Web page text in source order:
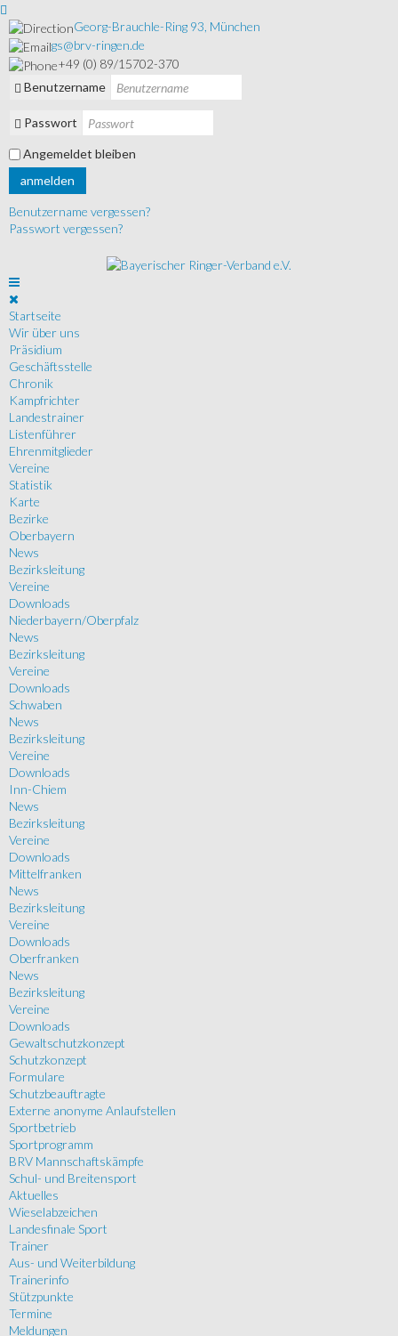
Georg-Brauchle-Ring 93, München
gs@brv-ringen.de
+49 (0) 89/15702-370
Benutzername
Passwort
Angemeldet bleiben
anmelden
Benutzername vergessen?
Passwort vergessen?
Startseite
Wir über uns
Präsidium
Geschäftsstelle
Chronik
Kampfrichter
Landestrainer
Listenführer
Ehrenmitglieder
Vereine
Statistik
Karte
Bezirke
Oberbayern
News
Bezirksleitung
Vereine
Downloads
Niederbayern/Oberpfalz
News
Bezirksleitung
Vereine
Downloads
Schwaben
News
Bezirksleitung
Vereine
Downloads
Inn-Chiem
News
Bezirksleitung
Vereine
Downloads
Mittelfranken
News
Bezirksleitung
Vereine
Downloads
Oberfranken
News
Bezirksleitung
Vereine
Downloads
Gewaltschutzkonzept
Schutzkonzept
Formulare
Schutzbeauftragte
Externe anonyme Anlaufstellen
Sportbetrieb
Sportprogramm
BRV Mannschaftskämpfe
Schul- und Breitensport
Aktuelles
Wieselabzeichen
Landesfinale Sport
Trainer
Aus- und Weiterbildung
Trainerinfo
Stützpunkte
Termine
Meldungen